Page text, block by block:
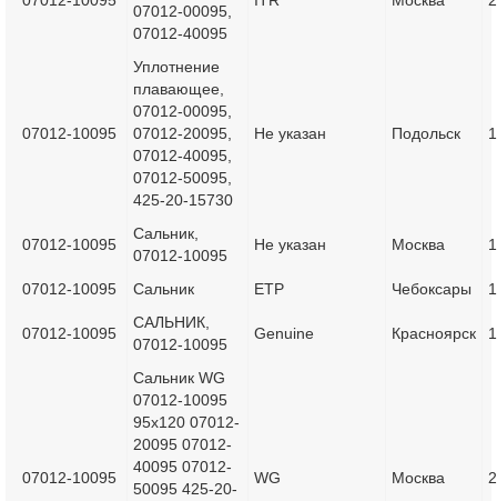
07012-00095,
07012-40095
07012-10095
Уплотнение
плавающее,
07012-00095,
07012-20095,
07012-40095,
07012-50095,
425-20-15730
Не указан Подольск
07012-10095
Сальник,
07012-10095
Не указан Москва
07012-10095 Сальник ETP Чебоксары
07012-10095
САЛЬНИК,
07012-10095
Genuine Красноярск
07012-10095
Сальник WG
07012-10095
95x120 07012-
20095 07012-
40095 07012-
50095 425-20-
WG Москва